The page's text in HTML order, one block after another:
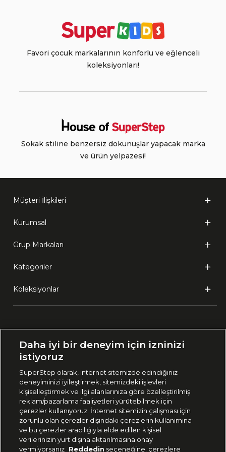
Favori çocuk markalarının konforlu ve eğlenceli
koleksiyonları!
Sokak stiline benzersiz dokunuşlar yapacak marka
ve ürün yelpazesi!
Müşteri İlişkileri
Kurumsal
Grup Markaları
Kategoriler
Koleksiyonlar
🇹🇷 Türkiye
444 37 36
Uygulamadan Takip Edin
Daha iyi bir deneyim için izninizi
istiyoruz
SuperStep olarak, internet sitemizde edindiğiniz
deneyiminizi iyileştirmek, sitemizdeki işlevleri
kişiselleştirmek ve ilgi alanlarınıza göre özelleştirilmiş
reklam/pazarlama faaliyetleri yürütebilmek için
çerezler kullanıyoruz. İnternet sitemizin çalışması için
zorunlu olan çerezler dışındaki çerezlerin kullanımına
ve bu çerezler aracılığıyla elde edilen kişisel
verilerinizin yurt dışına aktarılmasına onay
vermiyorsanız Reddedin seçeneğine; çerezlere